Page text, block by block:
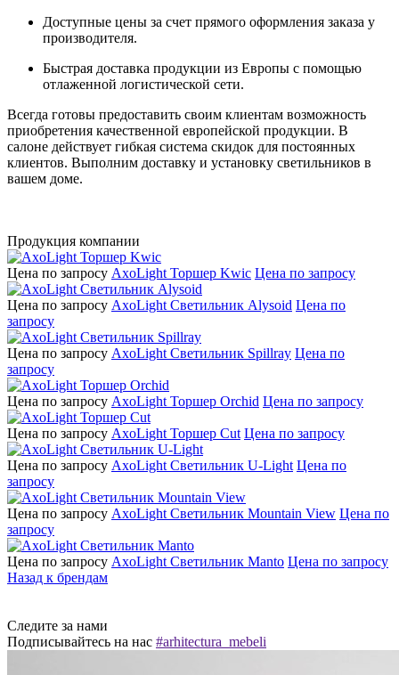
Доступные цены за счет прямого оформления заказа у
производителя.
Быстрая доставка продукции из Европы с помощью
отлаженной логистической сети.
Всегда готовы предоставить своим клиентам возможность
приобретения качественной европейской продукции. В
салоне действует гибкая система скидок для постоянных
клиентов. Выполним доставку и установку светильников в
вашем доме.
Продукция компании
Цена по запросу AxoLight Торшер Kwic Цена по запросу
Цена по запросу AxoLight Светильник Alysoid Цена по
запросу
Цена по запросу AxoLight Светильник Spillray Цена по
запросу
Цена по запросу AxoLight Торшер Orchid Цена по запросу
Цена по запросу AxoLight Торшер Cut Цена по запросу
Цена по запросу AxoLight Светильник U-Light Цена по
запросу
Цена по запросу AxoLight Светильник Mountain View Цена по
запросу
Цена по запросу AxoLight Светильник Manto Цена по запросу
Назад к брендам
Следите за нами
Подписывайтесь на нас #arhitectura_mebeli